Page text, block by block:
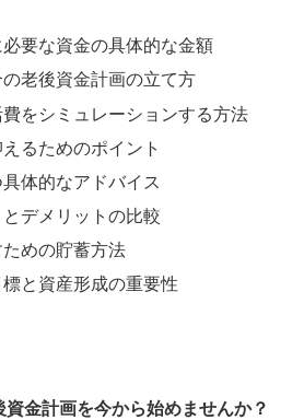
要な資金の具体的な金額
老後資金計画の立て方
をシミュレーションする方法
るためのポイント
体的なアドバイス
デメリットの比較
めの貯蓄方法
と資産形成の重要性
金計画を今から始めませんか？